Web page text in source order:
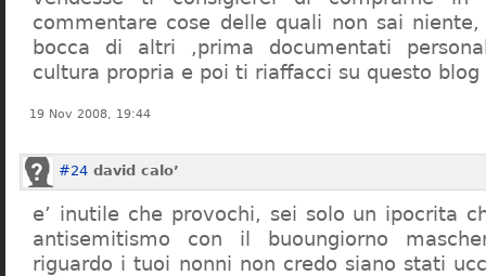
commentare cose delle quali non sai
bocca di altri ,prima documentati
cultura propria e poi ti riaffacci su questo blog
19 Nov 2008, 19:44
#24 david calo’
e’ inutile che provochi, sei solo un ipocrita
antisemitismo con il buoungiorno
riguardo i tuoi nonni non credo siano stati